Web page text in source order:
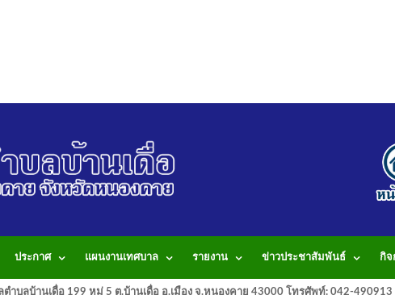
ประกาศ แผนงานเทศบาล รายงาน ข่าวประชาสัมพันธ์ กิจ
ตำบลบ้านเดื่อ 199 หมู่ 5 ต.บ้านเดื่อ อ.เมือง จ.หนองคาย 43000 โทรศัพท์: 042-490913